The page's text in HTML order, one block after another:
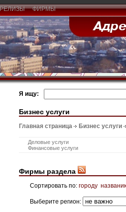
ФИРМЫ
Я ищу:
Бизнес услуги
Главная страница Бизнес услуги
Деловые услуги
Финансовые услуги
Фирмы раздела
Сортировать по: городу
Выберите регион: